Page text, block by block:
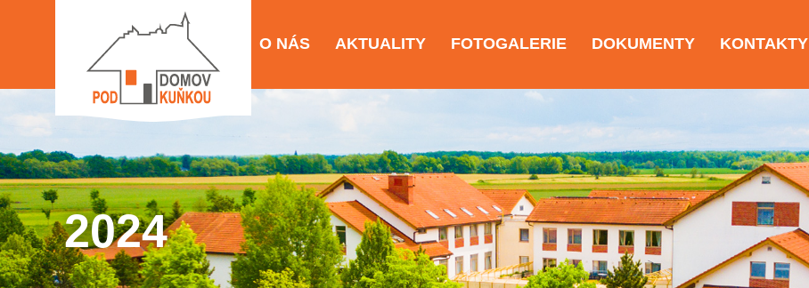
O NÁS AKTUALITY FOTOGALERIE DOKUMENTY KONTAKTY
2024